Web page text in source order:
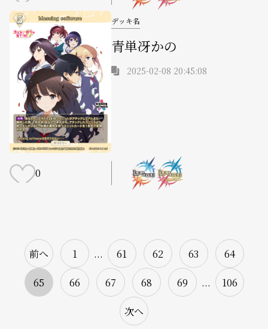
デッキ名
青単冴かの
2025-02-08 20:45:08
0
前へ 1 ... 61 62 63 64
65 66 67 68 69 ... 106
次へ